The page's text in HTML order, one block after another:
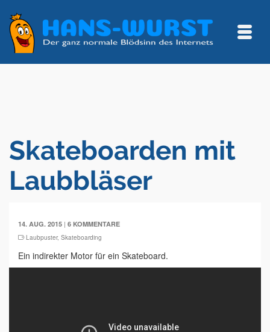
Skateboarden mit
Laubbläser
14. AUG. 2015 | 6 KOMMENTARE
Laubpuster, Skateboarding
Ein indirekter Motor für ein Skateboard.